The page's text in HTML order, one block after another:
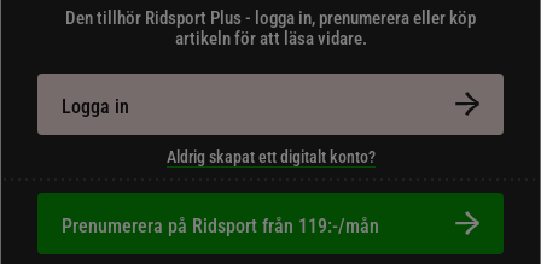
Den tillhör Ridsport Plus - logga in, prenumerera eller köp
artikeln för att läsa vidare.
Logga in
Aldrig skapat ett digitalt konto?
Prenumerera på Ridsport från 119:-/mån